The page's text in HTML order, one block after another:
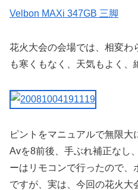
Velbon MAXi 347GB 三脚
花火大会の会場では、相変わ
も寒くもなく、天気もよく、
ピントをマニュアルで無限大
Avを8前後、手ぶれ補正なし
ーはリモコンで行ったので
ですが、実は、今回の花火大